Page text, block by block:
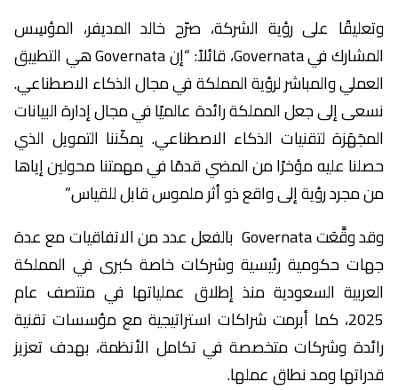
وتعليقًا على رؤية الشركة، صرّح خالد المديفر، المؤسِس
المشارك في Governata، قائلاً: “إن Governata هي التطبيق
العملي والمباشر لرؤية المملكة في مجال الذكاء الاصطناعي.
نسعى إلى جعل المملكة رائدة عالميًا في مجال إدارة البيانات
المجَهَزة لتقنيات الذكاء الاصطناعي. يمكّننا التمويل الذي
حصلنا عليه مؤخرًا من المضي قدمًا في مهمتنا محولين إياها
من مجرد رؤية إلى واقع ذو أثر ملموس قابل للقياس.”
وقد وقَّعَت Governata بالفعل عدد من الاتفاقيات مع عدة
جهات حكومية رئيسية وشركات خاصة كبرى في المملكة
العربية السعودية منذ إطلاق عملياتها في منتصف عام
2025، كما أبرمت شراكات استراتيجية مع مؤسسات تقنية
رائدة وشركات متخصصة في تكامل الأنظمة، بهدف تعزيز
قدراتها ومد نطاق عملها.